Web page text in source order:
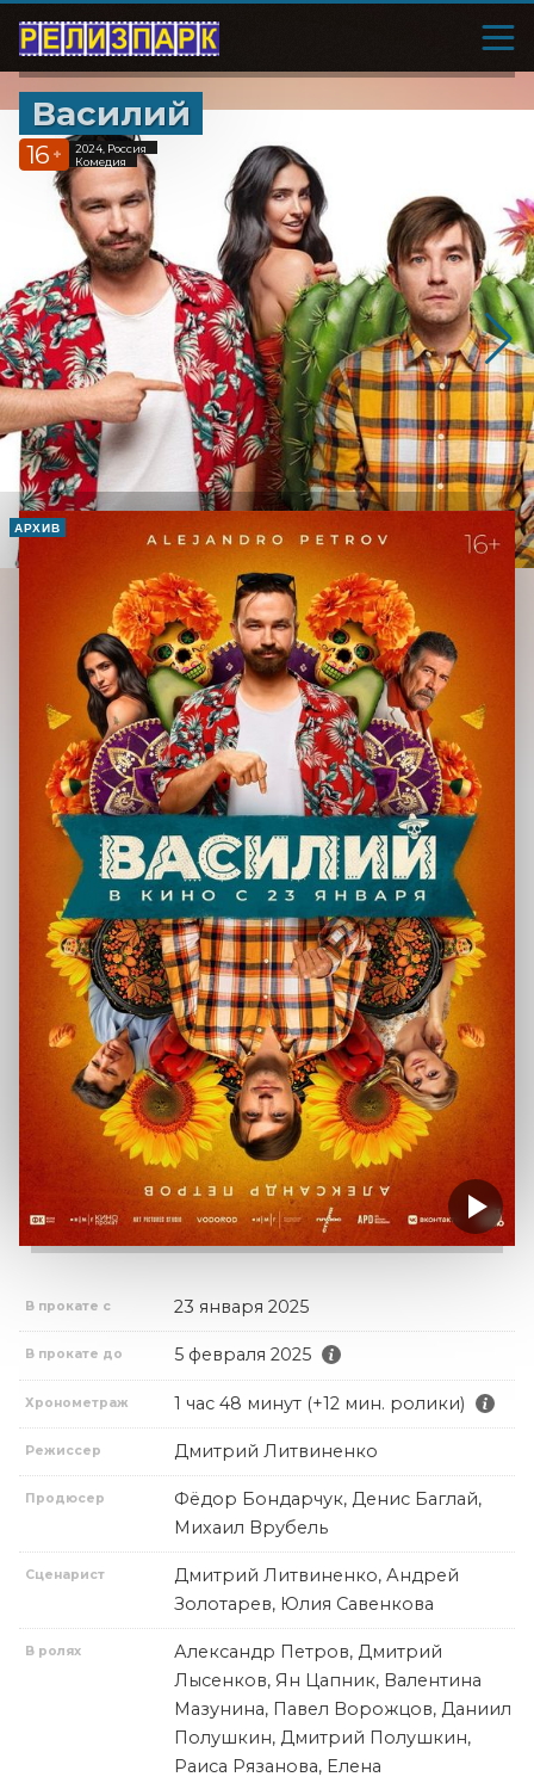
Василий
16 +
2024, Россия
Комедия
АРХИВ
В прокате с 23 января 2025
В прокате до 5 февраля 2025
Хронометраж 1 час 48 минут (+12 мин. ролики)
Режиссер Дмитрий Литвиненко
Продюсер
Фёдор Бондарчук, Денис Баглай,
Михаил Врубель
Сценарист
Дмитрий Литвиненко, Андрей
Золотарев, Юлия Савенкова
В ролях
Александр Петров, Дмитрий
Лысенков, Ян Цапник, Валентина
Мазунина, Павел Ворожцов, Даниил
Полушкин, Дмитрий Полушкин,
Раиса Рязанова, Елена